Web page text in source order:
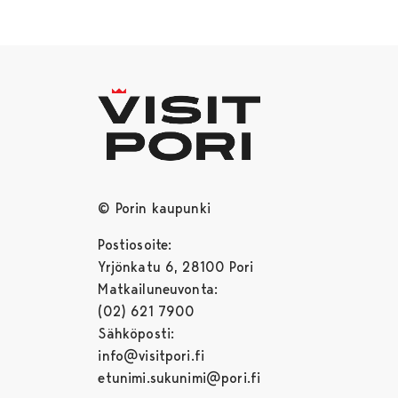
© Porin kaupunki
Postiosoite:
Yrjönkatu 6, 28100 Pori
Matkailuneuvonta:
(02) 621 7900
Sähköposti:
info@visitpori.fi
etunimi.sukunimi@pori.fi